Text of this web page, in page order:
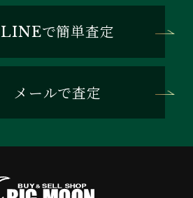
LINEで簡単査定
メールで査定